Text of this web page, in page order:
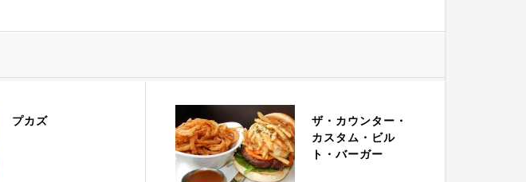
プカズ
ザ・カウンター・
カスタム・ビル
ト・バーガー